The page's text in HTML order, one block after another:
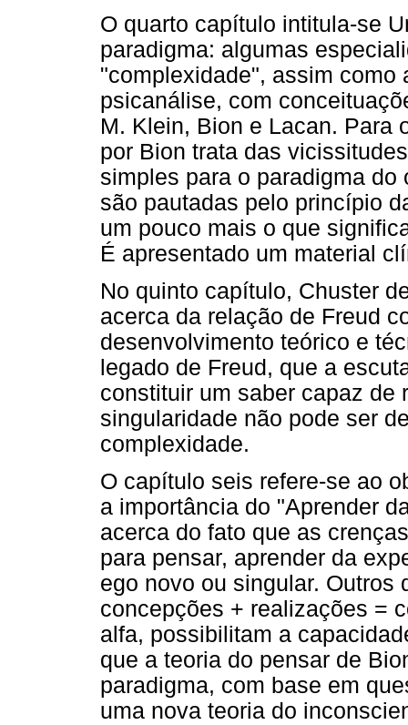
O quarto capítulo intitula-se
paradigma: algumas
"complexidade", assim como
psicanálise, com
M. Klein, Bion e Lacan. Para
por Bion trata das
simples para o paradigma
são pautadas pelo princípio
um pouco mais o que
É apresentado um material
No quinto capítulo, Chuster
acerca da relação de Freud
desenvolvimento teórico e
legado de Freud, que a
constituir um saber capaz de
singularidade não pode ser
complexidade.
O capítulo seis refere-se ao
a importância do "Aprender
acerca do fato que as
para pensar, aprender da
ego novo ou singular.
concepções + realizações =
alfa, possibilitam a
que a teoria do pensar de
paradigma, com base em
uma nova teoria do